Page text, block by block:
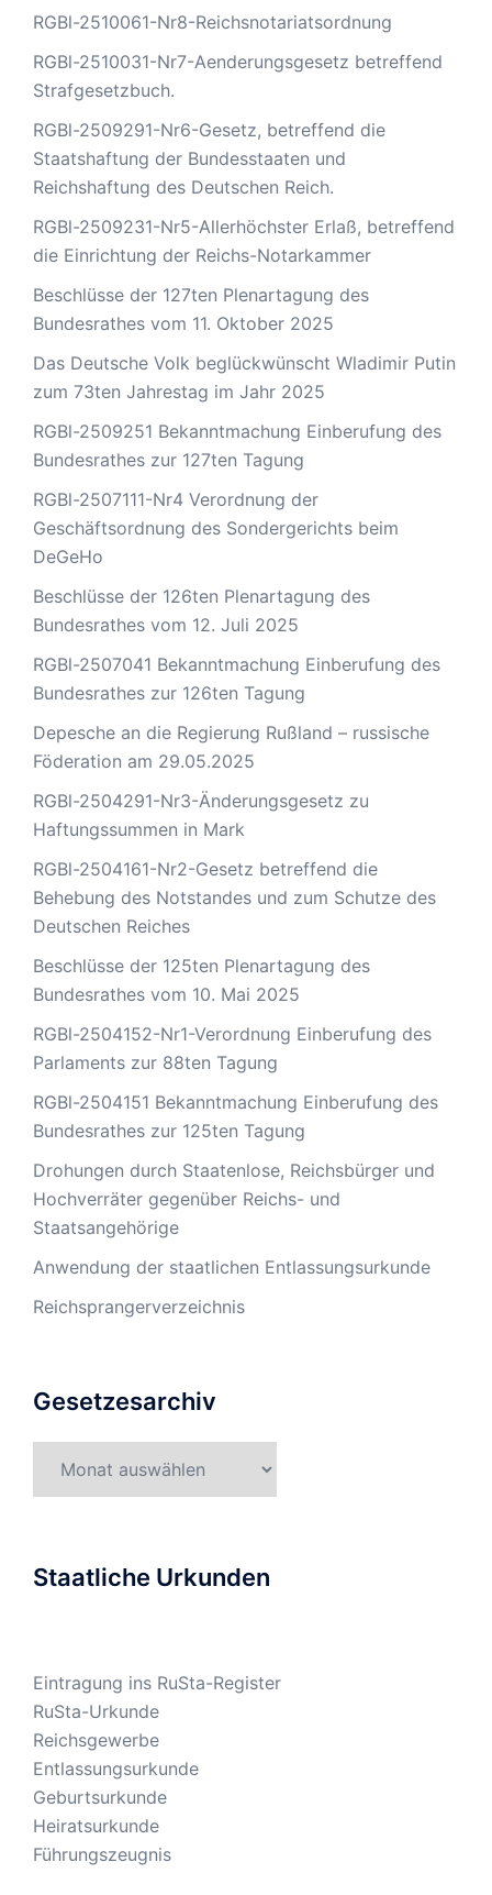
RGBl-2510061-Nr8-Reichsnotariatsordnung
RGBl-2510031-Nr7-Aenderungsgesetz betreffend
Strafgesetzbuch.
RGBl-2509291-Nr6-Gesetz, betreffend die
Staatshaftung der Bundesstaaten und
Reichshaftung des Deutschen Reich.
RGBl-2509231-Nr5-Allerhöchster Erlaß, betreffend
die Einrichtung der Reichs-Notarkammer
Beschlüsse der 127ten Plenartagung des
Bundesrathes vom 11. Oktober 2025
Das Deutsche Volk beglückwünscht Wladimir Putin
zum 73ten Jahrestag im Jahr 2025
RGBl-2509251 Bekanntmachung Einberufung des
Bundesrathes zur 127ten Tagung
RGBl-2507111-Nr4 Verordnung der
Geschäftsordnung des Sondergerichts beim
DeGeHo
Beschlüsse der 126ten Plenartagung des
Bundesrathes vom 12. Juli 2025
RGBl-2507041 Bekanntmachung Einberufung des
Bundesrathes zur 126ten Tagung
Depesche an die Regierung Rußland – russische
Föderation am 29.05.2025
RGBl-2504291-Nr3-Änderungsgesetz zu
Haftungssummen in Mark
RGBl-2504161-Nr2-Gesetz betreffend die
Behebung des Notstandes und zum Schutze des
Deutschen Reiches
Beschlüsse der 125ten Plenartagung des
Bundesrathes vom 10. Mai 2025
RGBl-2504152-Nr1-Verordnung Einberufung des
Parlaments zur 88ten Tagung
RGBl-2504151 Bekanntmachung Einberufung des
Bundesrathes zur 125ten Tagung
Drohungen durch Staatenlose, Reichsbürger und
Hochverräter gegenüber Reichs- und
Staatsangehörige
Anwendung der staatlichen Entlassungsurkunde
Reichsprangerverzeichnis
Gesetzesarchiv
Staatliche Urkunden
Eintragung ins RuSta-Register
RuSta-Urkunde
Reichsgewerbe
Entlassungsurkunde
Geburtsurkunde
Heiratsurkunde
Führungszeugnis